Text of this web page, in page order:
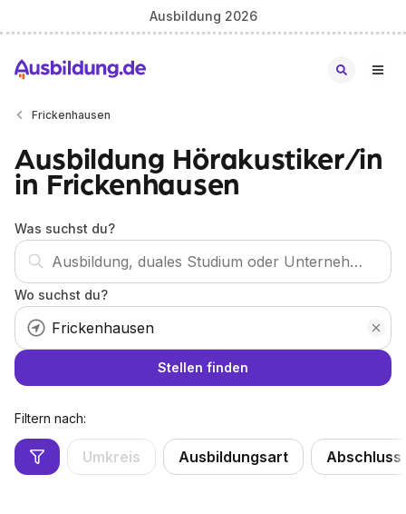
Ausbildung 2026
Frickenhausen
Ausbildung Hörakustiker/in
in Frickenhausen
Was suchst du?
Wo suchst du?
Stellen finden
Filtern nach:
Umkreis Ausbildungsart Abschluss